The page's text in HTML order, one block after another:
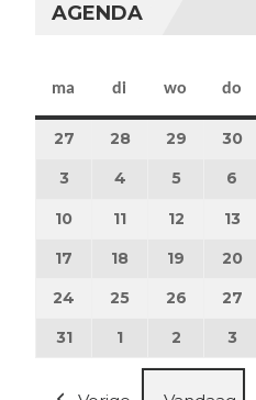
AGENDA
ma maandag
di dinsdag
wo do
27 27 juli 2026
28 28 juli 2026
29 29 juli
30
3 3 augustus 2026
4 4 augustus
55 6
10 10 augustus 2026
11 11 augustus
12 12 13
17 17 augustus 2026
18 18 augustus
19 19 20
24 24 augustus 2026
25 25 augustus
26 26 27
3131 augustus 2026
1 1 september
2 2 3